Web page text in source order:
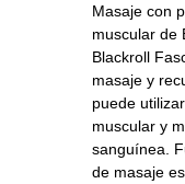
Masaje con
muscular de
Blackroll
masaje y
puede
muscular y
sanguínea.
de masaje